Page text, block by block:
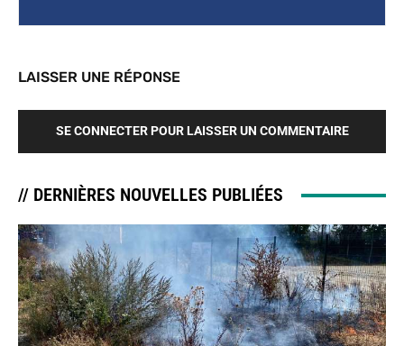
LAISSER UNE RÉPONSE
SE CONNECTER POUR LAISSER UN COMMENTAIRE
// DERNIÈRES NOUVELLES PUBLIÉES